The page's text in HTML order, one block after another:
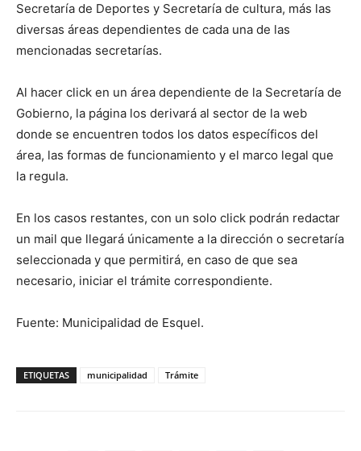
Secretaría de Deportes y Secretaría de cultura, más las
diversas áreas dependientes de cada una de las
mencionadas secretarías.
Al hacer click en un área dependiente de la Secretaría de
Gobierno, la página los derivará al sector de la web
donde se encuentren todos los datos específicos del
área, las formas de funcionamiento y el marco legal que
la regula.
En los casos restantes, con un solo click podrán redactar
un mail que llegará únicamente a la dirección o secretaría
seleccionada y que permitirá, en caso de que sea
necesario, iniciar el trámite correspondiente.
Fuente: Municipalidad de Esquel.
ETIQUETAS municipalidad Trámite